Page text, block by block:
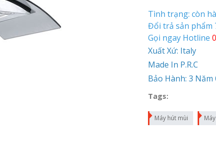
Tình trạng: còn
Đổi trả sản phẩm
Gọi ngay Hotline
Xuất Xứ: Italy
Made In P.R.C
Bảo Hành: 3
Tags:
Máy hút mùi